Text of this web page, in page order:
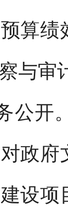
算
与审
公开
政
设